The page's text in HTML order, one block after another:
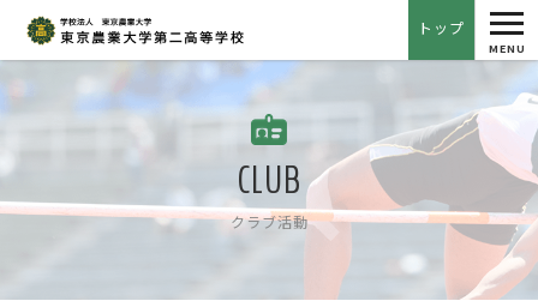
トップ
MENU
CLUB
クラブ活動